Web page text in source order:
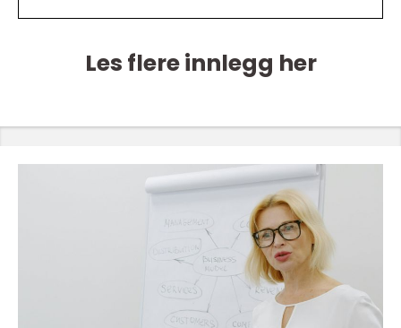
Les flere innlegg her